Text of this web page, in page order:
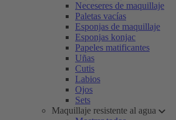
Neceseres de maquillaje
Paletas vacías
Esponjas de maquillaje
Esponjas konjac
Papeles matificantes
Uñas
Cutis
Labios
Ojos
Sets
Maquillaje resistente al agua